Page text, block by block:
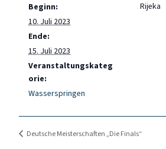
Beginn:
10. Juli 2023
Ende:
15. Juli 2023
Veranstaltungskateg
orie:
Wasserspringen
Rijeka
Deutsche Meisterschaften „Die Finals“